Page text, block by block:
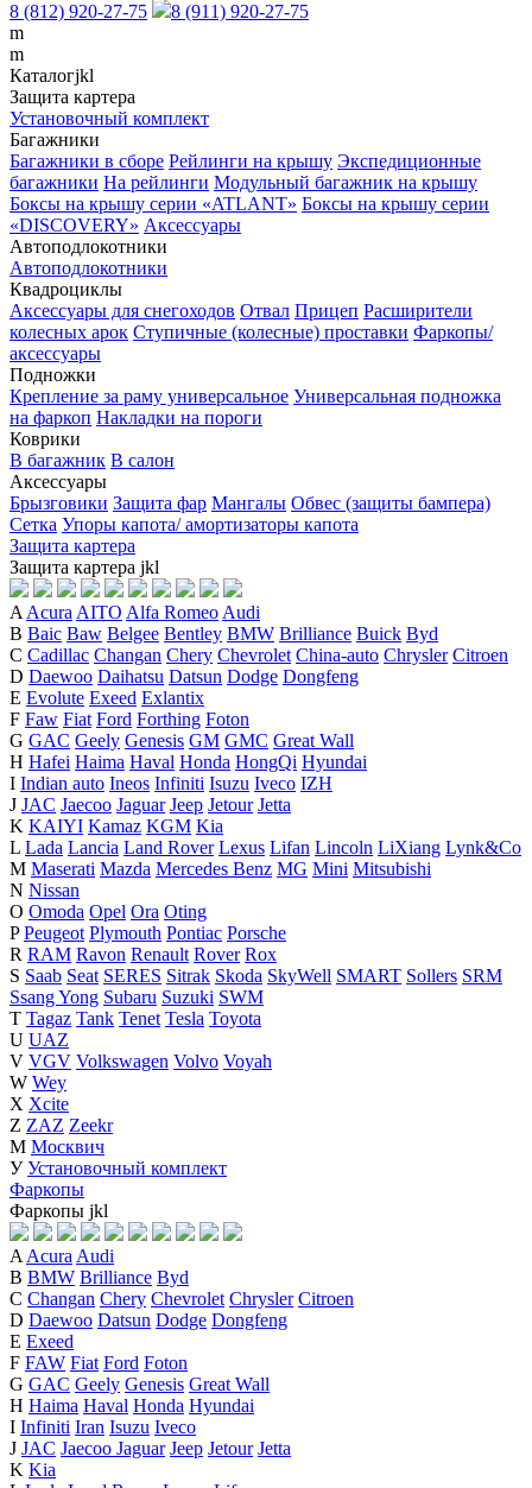
8 (812) 920-27-75
8 (911) 920-27-75
m
m
Каталогjkl
Защита картера
Установочный комплект
Багажники
Багажники в сборе Рейлинги на крышу Экспедиционные
багажники На рейлинги Модульный багажник на крышу
Боксы на крышу серии «ATLANT» Боксы на крышу серии
«DISCOVERY» Аксессуары
Автоподлокотники
Автоподлокотники
Квадроциклы
Аксессуары для снегоходов Отвал Прицеп Расширители
колесных арок Ступичные (колесные) проставки Фаркопы/
аксессуары
Подножки
Крепление за раму универсальное Универсальная подножка
на фаркоп Накладки на пороги
Коврики
В багажник В салон
Аксессуары
Брызговики Защита фар Мангалы Обвес (защиты бампера)
Сетка Упоры капота/ амортизаторы капота
Защита картера
Защита картера jkl
A Acura AITO Alfa Romeo Audi
B Baic Baw Belgee Bentley BMW Brilliance Buick Byd
C Cadillac Changan Chery Chevrolet China-auto Chrysler Citroen
D Daewoo Daihatsu Datsun Dodge Dongfeng
E Evolute Exeed Exlantix
F Faw Fiat Ford Forthing Foton
G GAC Geely Genesis GM GMC Great Wall
H Hafei Haima Haval Honda HongQi Hyundai
I Indian auto Ineos Infiniti Isuzu Iveco IZH
J JAC Jaecoo Jaguar Jeep Jetour Jetta
K KAIYI Kamaz KGM Kia
L Lada Lancia Land Rover Lexus Lifan Lincoln LiXiang Lynk&Co
M Maserati Mazda Mercedes Benz MG Mini Mitsubishi
N Nissan
O Omoda Opel Ora Oting
P Peugeot Plymouth Pontiac Porsche
R RAM Ravon Renault Rover Rox
S Saab Seat SERES Sitrak Skoda SkyWell SMART Sollers SRM
Ssang Yong Subaru Suzuki SWM
T Tagaz Tank Tenet Tesla Toyota
U UAZ
V VGV Volkswagen Volvo Voyah
W Wey
X Xcite
Z ZAZ Zeekr
М Москвич
У Установочный комплект
Фаркопы
Фаркопы jkl
A Acura Audi
B BMW Brilliance Byd
C Changan Chery Chevrolet Chrysler Citroen
D Daewoo Datsun Dodge Dongfeng
E Exeed
F FAW Fiat Ford Foton
G GAC Geely Genesis Great Wall
H Haima Haval Honda Hyundai
I Infiniti Iran Isuzu Iveco
J JAC Jaecoo Jaguar Jeep Jetour Jetta
K Kia